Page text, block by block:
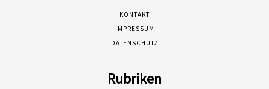
KONTAKT
IMPRESSUM
DATENSCHUTZ
Rubriken